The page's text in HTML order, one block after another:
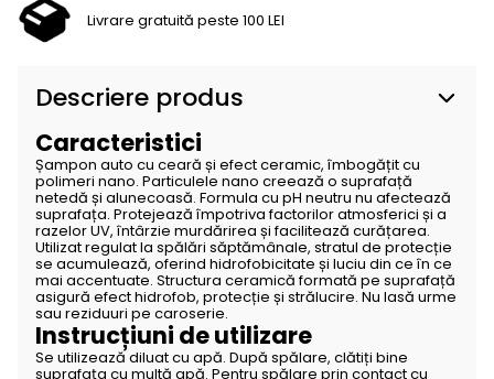
Livrare gratuită peste 100 LEI
Descriere produs
Caracteristici
Șampon auto cu ceară și efect ceramic, îmbogățit cu
polimeri nano. Particulele nano creează o suprafață
netedă și alunecoasă. Formula cu pH neutru nu afectează
suprafața. Protejează împotriva factorilor atmosferici și a
razelor UV, întârzie murdărirea și facilitează curățarea.
Utilizat regulat la spălări săptămânale, stratul de protecție
se acumulează, oferind hidrofobicitate și luciu din ce în ce
mai accentuate. Structura ceramică formată pe suprafață
asigură efect hidrofob, protecție și strălucire. Nu lasă urme
sau reziduuri pe caroserie.
Instrucțiuni de utilizare
Se utilizează diluat cu apă. După spălare, clătiți bine
suprafața cu multă apă. Pentru spălare prin contact cu